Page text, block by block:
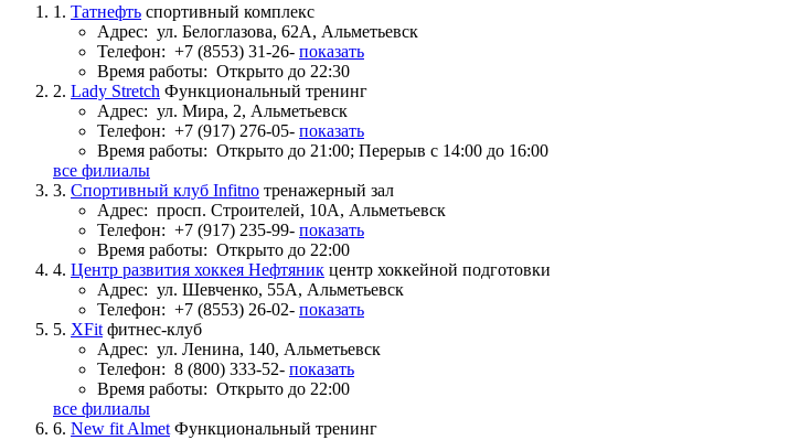
1. Татнефть спортивный комплекс
Адрес: ул. Белоглазова, 62А, Альметьевск
Телефон: +7 (8553) 31-26- показать
Время работы: Открыто до 22:30
2. Lady Stretch Функциональный тренинг
Адрес: ул. Мира, 2, Альметьевск
Телефон: +7 (917) 276-05- показать
Время работы: Открыто до 21:00; Перерыв с 14:00 до 16:00
все филиалы
3. Спортивный клуб Infitno тренажерный зал
Адрес: просп. Строителей, 10А, Альметьевск
Телефон: +7 (917) 235-99- показать
Время работы: Открыто до 22:00
4. Центр развития хоккея Нефтяник центр хоккейной подготовки
Адрес: ул. Шевченко, 55А, Альметьевск
Телефон: +7 (8553) 26-02- показать
5. XFit фитнес-клуб
Адрес: ул. Ленина, 140, Альметьевск
Телефон: 8 (800) 333-52- показать
Время работы: Открыто до 22:00
все филиалы
6. New fit Almet Функциональный тренинг